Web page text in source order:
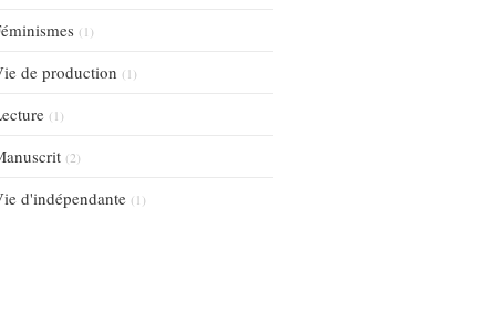
(1)
de production (1)
(1)
(2)
d'indépendante (1)